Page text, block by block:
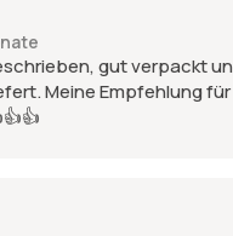
gut verpackt
Meine Empfehlung